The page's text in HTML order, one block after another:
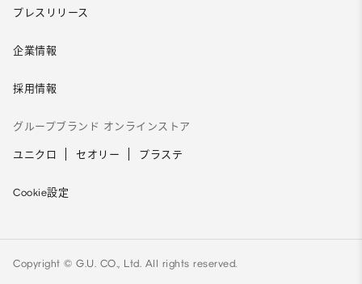
プレスリリース
企業情報
採用情報
グループブランド オンラインストア
ユニクロ セオリー プラステ
Cookie設定
Copyright © G.U. CO., Ltd. All rights reserved.